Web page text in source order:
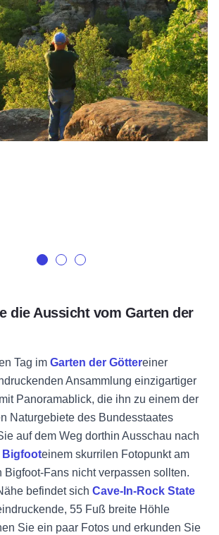
die Aussicht vom Garten der
Tag im Garten der Göttereiner
Ansammlung einzigartiger
Panoramablick, die ihn zu einem der
Naturgebiete des Bundesstaates
auf dem Weg dorthin Ausschau nach
Bigfooteinem skurrilen Fotopunkt am
Bigfoot-Fans nicht verpassen sollten.
befindet sich Cave-In-Rock State
55 Fuß breite Höhle
Sie ein paar Fotos und erkunden Sie